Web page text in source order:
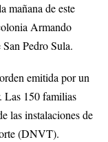
mañana de este
Armando
Pedro Sula.
emitida por un
Las 150 familias
las instalaciones de
(DNVT).